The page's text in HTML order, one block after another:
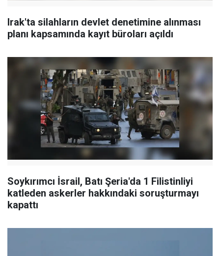
Irak'ta silahların devlet denetimine alınması
planı kapsamında kayıt büroları açıldı
Soykırımcı İsrail, Batı Şeria'da 1 Filistinliyi
katleden askerler hakkındaki soruşturmayı
kapattı